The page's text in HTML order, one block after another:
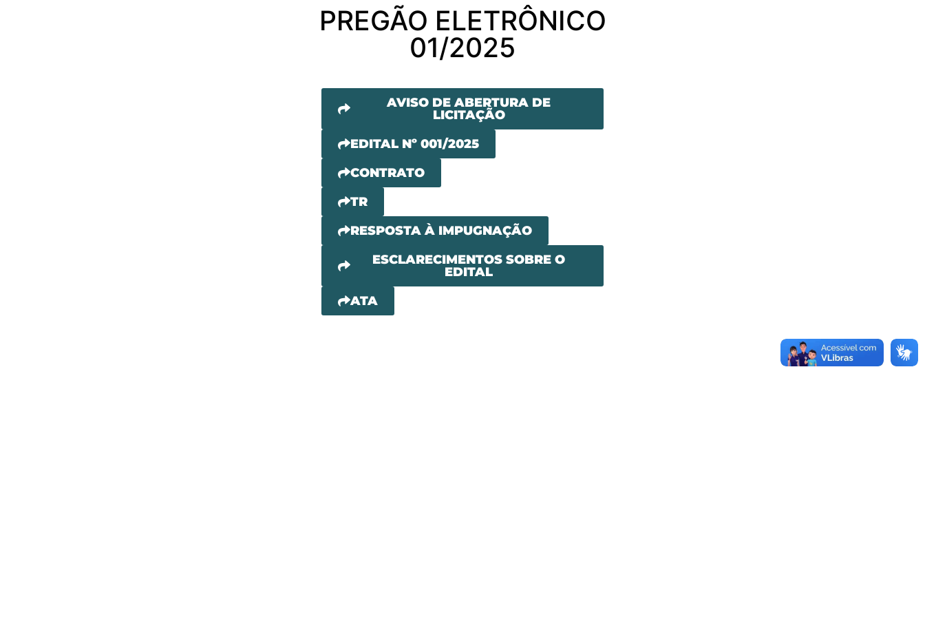
PREGÃO ELETRÔNICO
01/2025
AVISO DE ABERTURA DE
LICITAÇÃO
EDITAL Nº 001/2025
CONTRATO
TR
RESPOSTA À IMPUGNAÇÃO
ESCLARECIMENTOS SOBRE O
EDITAL
ATA